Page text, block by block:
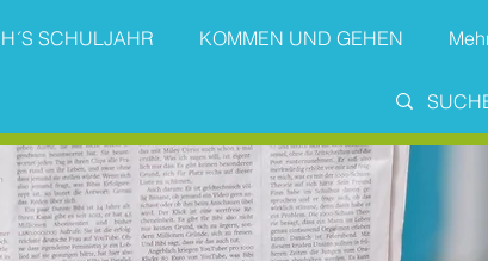
SCHULJAHR KOMMEN UND GEHEN